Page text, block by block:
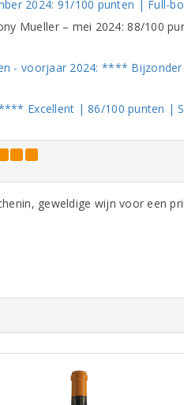
2024: 91/100 punten | Full-
Mueller – mei 2024: 88/100
- voorjaar 2024: ****
Excellent | 86/100 punten |
geweldige wijn voor een